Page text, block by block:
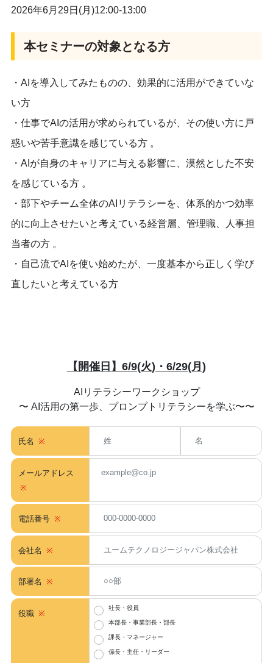
2026年6月29日(月)12:00-13:00
本セミナーの対象となる方
・AIを導入してみたものの、効果的に活用ができていな
い方
・仕事でAIの活用が求められているが、その使い方に戸
惑いや苦手意識を感じている方 。
・AIが自身のキャリアに与える影響に、漠然とした不安
を感じている方 。
・部下やチーム全体のAIリテラシーを、体系的かつ効率
的に向上させたいと考えている経営層、管理職、人事担
当者の方 。
・自己流でAIを使い始めたが、一度基本から正しく学び
直したいと考えている方